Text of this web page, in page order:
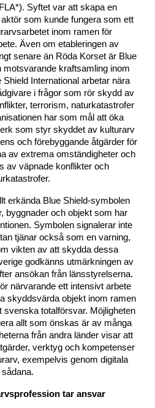
Syftet var att skapa en
som kunde fungera som ett
inom ramen för
Även om etableringen av
senare än Röda Korset är Blue
motsvarande kraftsamling inom
International arbetar nära
i frågor som rör skydd av
terrorism, naturkatastrofer
har som mål att öka
som styr skyddet av kulturarv
och förebyggande åtgärder för
av extrema omständigheter och
av väpnade konflikter och
erkända Blue Shield-symbolen
byggnader och objekt som har
Symbolen signalerar inte
tjänar också som en varning,
vikten av att skydda dessa
godkänns utmärkningen av
ansökan från länsstyrelserna.
närvarande ett intensivt arbete
skyddsvärda objekt inom ramen
svenska totalförsvar. Möjligheten
allt som önskas är av många
från andra länder visar att
verktyg och kompetenser
exempelvis genom digitala
sådana.
tar ansvar